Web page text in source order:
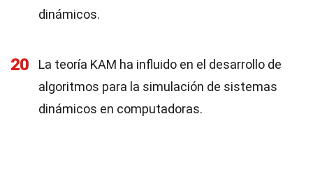
dinámicos.
20
La teoría KAM ha influido en el desarrollo de
algoritmos para la simulación de sistemas
dinámicos en computadoras.